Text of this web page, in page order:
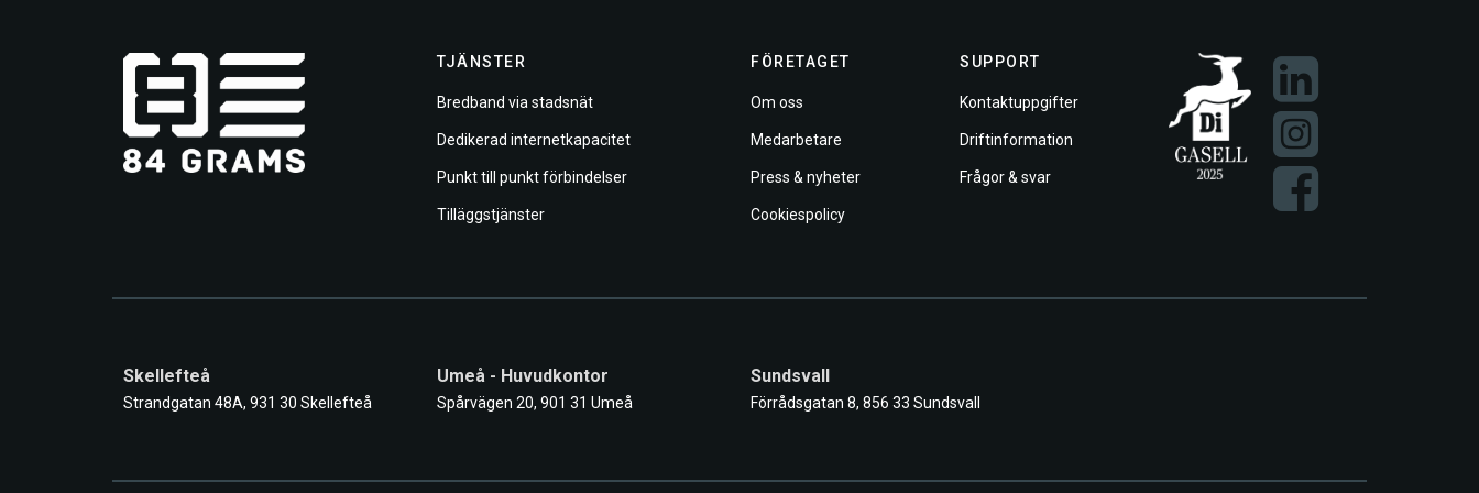
TJÄNSTER
Bredband via stadsnät
Dedikerad internetkapacitet
Punkt till punkt förbindelser
Tilläggstjänster
FÖRETAGET
Om oss
Medarbetare
Press & nyheter
Cookiespolicy
SUPPORT
Kontaktuppgifter
Driftinformation
Frågor & svar
Skellefteå
Strandgatan 48A, 931 30 Skellefteå
Umeå - Huvudkontor
Spårvägen 20, 901 31 Umeå
Sundsvall
Förrådsgatan 8, 856 33 Sundsvall